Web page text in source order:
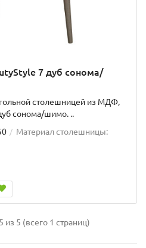
7 дуб сонома/
столешницей из МДФ,
сонома/шимо. ..
Материал столешницы:
из 5 (всего 1 страниц)